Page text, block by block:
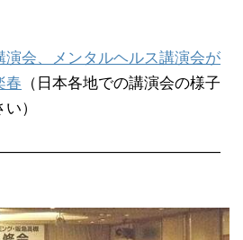
演会、メンタルヘルス講演会が
春 （日本各地での講演会の様子
）